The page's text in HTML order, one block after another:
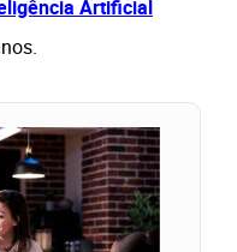
Artificial